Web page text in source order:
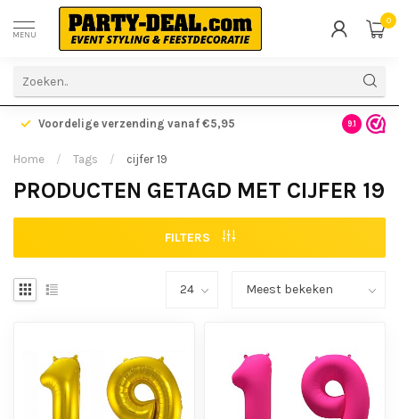
MENU
0
Voordelige verzending vanaf €5,95 Gratis
9.1
Home / Tags / cijfer 19
PRODUCTEN GETAGD MET CIJFER 19
FILTERS